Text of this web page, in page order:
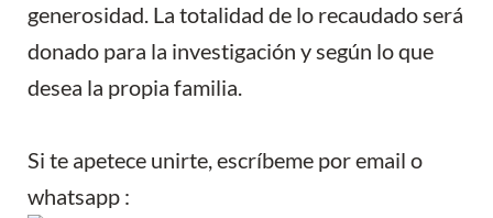
generosidad. La totalidad de lo recaudado será
donado para la investigación y según lo que
desea la propia familia.
Si te apetece unirte, escríbeme por email o
whatsapp :